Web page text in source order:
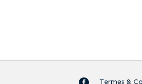
Termes &